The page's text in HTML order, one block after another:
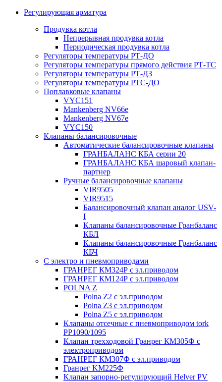
Регулирующая арматура
Продувка котла
Непрерывная продувка котла
Периодическая продувка котла
Регуляторы температуры РТ-ДО
Регуляторы температуры прямого действия РТ-ТС
Регуляторы температуры РТ-ДЗ
Регуляторы температуры РТС-ДО
Поплавковые клапаны
VYC151
Mankenberg NV66e
Mankenberg NV67e
VYC150
Клапаны балансировочные
Автоматические балансировочные клапаны
ГРАНБАЛАНС КБА серии 20
ГРАНБАЛАНС КБА шаровый клапан-
партнер
Ручные балансировочные клапаны
VIR9505
VIR9515
Балансировочный клапан аналог USV-
I
Клапаны балансировочные Гранбаланс
КБЛ
Клапаны балансировочные Гранбаланс
КБЧ
С электро и пневмоприводами
ГРАНРЕГ КМ324Р с эл.приводом
ГРАНРЕГ КМ124Р с эл.приводом
POLNA Z
Polna Z2 с эл.приводом
Polna Z3 с эл.приводом
Polna Z5 с эл.приводом
Клапаны отсечные с пневмоприводом tork
PP1090/1095
Клапан трехходовой Гранрег КМ305Ф с
электроприводом
ГРАНРЕГ КМ307Ф с эл.приводом
Гранрег KM225Ф
Клапан запорно-регулирующий Helver PV